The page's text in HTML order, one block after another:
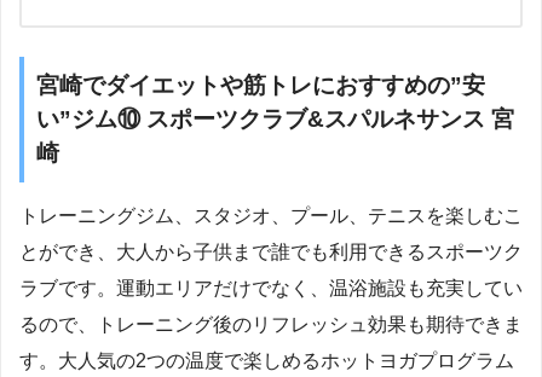
宮崎でダイエットや筋トレにおすすめの”安
い”ジム⑩ スポーツクラブ&スパルネサンス 宮
崎
トレーニングジム、スタジオ、プール、テニスを楽しむこ
とができ、大人から子供まで誰でも利用できるスポーツク
ラブです。運動エリアだけでなく、温浴施設も充実してい
るので、トレーニング後のリフレッシュ効果も期待できま
す。大人気の2つの温度で楽しめるホットヨガプログラム